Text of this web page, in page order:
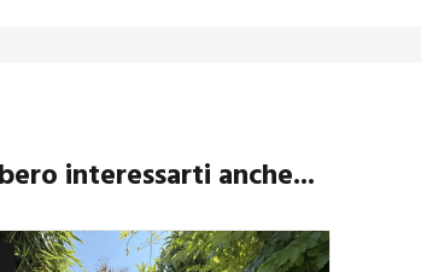
interessarti anche...